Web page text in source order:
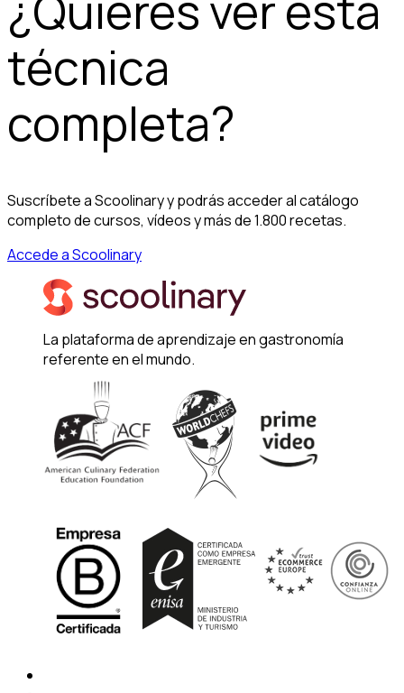
técnica
completa?
Suscríbete a Scoolinary y podrás acceder al catálogo
completo de cursos, vídeos y más de 1.800 recetas.
Accede a Scoolinary
La plataforma de aprendizaje en gastronomía
referente en el mundo.